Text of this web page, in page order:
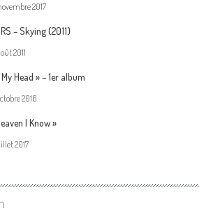
2017
– Skying (2011)
2011
My Head » – 1er album
2016
I Know »
2017